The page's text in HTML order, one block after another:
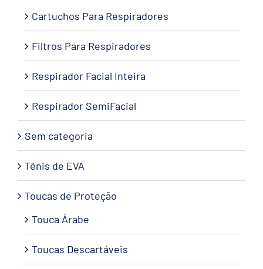
Cartuchos Para Respiradores
Filtros Para Respiradores
Respirador Facial Inteira
Respirador SemiFacial
Sem categoria
Tênis de EVA
Toucas de Proteção
Touca Árabe
Toucas Descartáveis